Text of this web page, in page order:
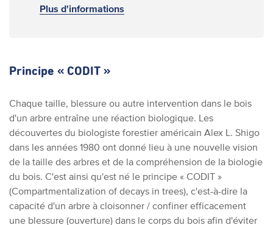
Plus d'informations
Principe « CODIT »
Chaque taille, blessure ou autre intervention dans le bois
d'un arbre entraîne une réaction biologique. Les
découvertes du biologiste forestier américain Alex L. Shigo
dans les années 1980 ont donné lieu à une nouvelle vision
de la taille des arbres et de la compréhension de la biologie
du bois. C'est ainsi qu'est né le principe « CODIT »
(Compartmentalization of decays in trees), c'est-à-dire la
capacité d'un arbre à cloisonner / confiner efficacement
une blessure (ouverture) dans le corps du bois afin d'éviter